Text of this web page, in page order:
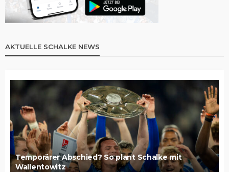
AKTUELLE SCHALKE NEWS
Temporärer Abschied? So plant Schalke mit
Wallentowitz